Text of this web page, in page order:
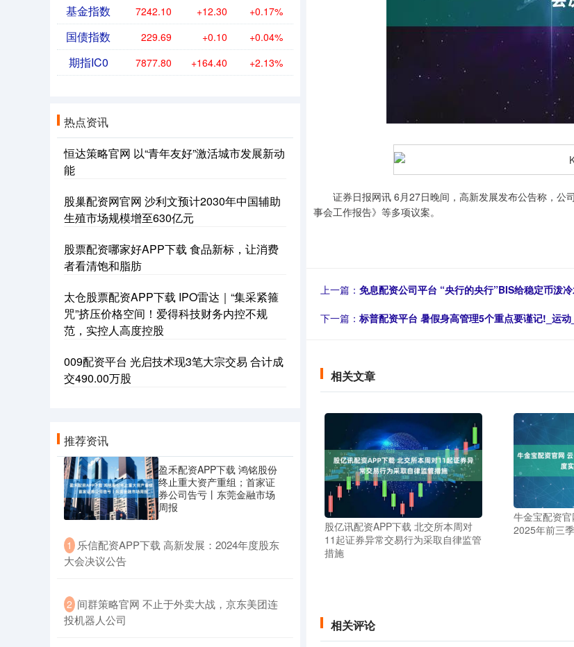
证券日报网讯 6月27日晚间，高新发展发布公告称，公
事会工作报告》等多项议案。
上一篇： 免息配资公司平台 “央行的央行”BIS给稳定币泼
下一篇： 标普配资平台 暑假身高管理5个重点要谨记!_运
相关文章
股亿讯配资APP下载 北交所本周对
11起证券异常交易行为采取自律监管
措施
牛金宝配资
2025年前三
相关评论
基金指数 7242.10 +12.30 +0.17%
国债指数 229.69 +0.10 +0.04%
期指IC0 7877.80 +164.40 +2.13%
热点资讯
恒达策略官网 以“青年友好”激活城市发展新动
能
股巢配资网官网 沙利文预计2030年中国辅助
生殖市场规模增至630亿元
股票配资哪家好APP下载 食品新标，让消费
者看清饱和脂肪
太仓股票配资APP下载 IPO雷达｜“集采紧箍
咒”挤压价格空间！爱得科技财务内控不规
范，实控人高度控股
009配资平台 光启技术现3笔大宗交易 合计成
交490.00万股
推荐资讯
盈禾配资APP下载 鸿铭股份
终止重大资产重组；首家证
券公司告亏丨东莞金融市场
周报
1 ​乐信配资APP下载 高新发展：2024年度股东
大会决议公告
2 ​间群策略官网 不止于外卖大战，京东美团连
投机器人公司